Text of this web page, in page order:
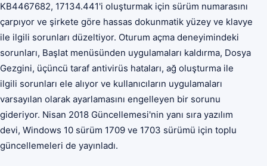
KB4467682, 17134.441'i oluşturmak için sürüm numarasını
çarpıyor ve şirkete göre hassas dokunmatik yüzey ve klavye
ile ilgili sorunları düzeltiyor. Oturum açma deneyimindeki
sorunları, Başlat menüsünden uygulamaları kaldırma, Dosya
Gezgini, üçüncü taraf antivirüs hataları, ağ oluşturma ile
ilgili sorunları ele alıyor ve kullanıcıların uygulamaları
varsayılan olarak ayarlamasını engelleyen bir sorunu
gideriyor. Nisan 2018 Güncellemesi'nin yanı sıra yazılım
devi, Windows 10 sürüm 1709 ve 1703 sürümü için toplu
güncellemeleri de yayınladı.